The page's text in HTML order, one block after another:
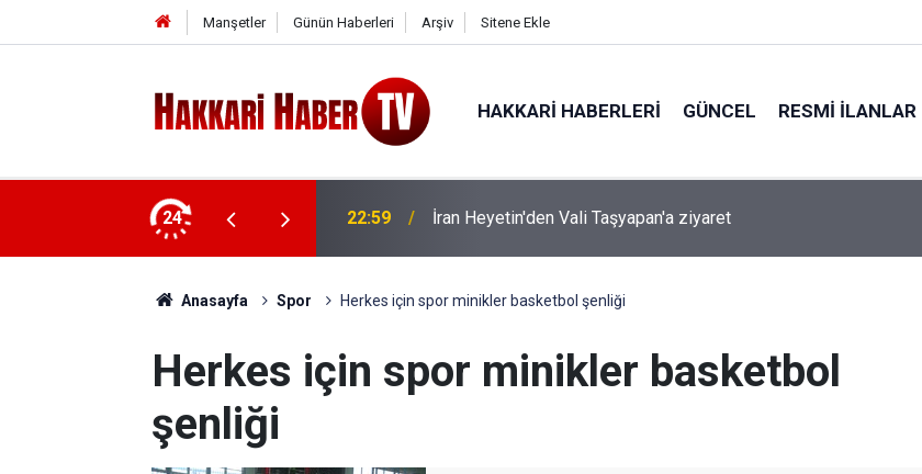
Manşetler Günün Haberleri Arşiv Sitene Ekle
HAKKARI HABERLERI GÜNCEL RESMI İLANLAR
24
bir araya geldi 22:59 İran Heyetin'den Vali Taşyapan'a ziyaret
Anasayfa Spor Herkes için spor minikler basketbol şenliği
Herkes için spor minikler basketbol
şenliği